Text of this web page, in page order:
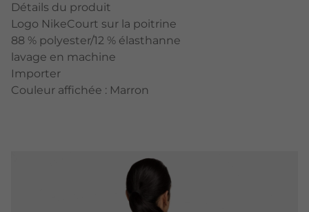
Détails du produit
Logo NikeCourt sur la poitrine
88 % polyester/12 % élasthanne
lavage en machine
Importer
Couleur affichée : Marron